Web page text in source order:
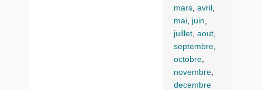
mars, avril ,
mai, juin,
juillet, aout,
septembre,
octobre,
novembre,
decembre